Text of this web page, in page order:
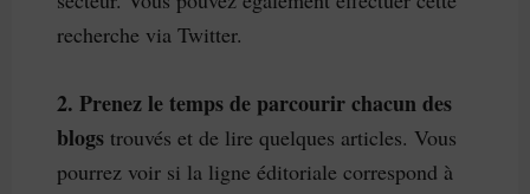
recherche via Twitter.
2. Prenez le temps de parcourir chacun des
blogstrouvés et de lire quelques articles. Vous
pourrez voir si la ligne éditoriale correspond à